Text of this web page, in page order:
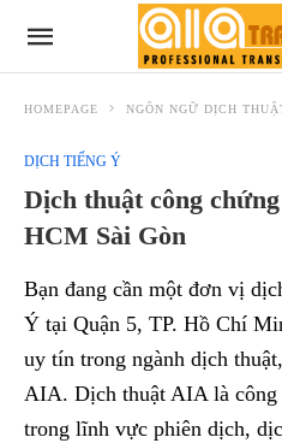
HOMEPAGE NGÔN NGỮ DỊCH
DỊCH TIẾNG Ý
Dịch thuật công
HCM Sài Gòn
Bạn đang cần một đơn vị
Ý tại Quận 5, TP. Hồ Chí
uy tín trong ngành dịch
AIA. Dịch thuật AIA là công
trong lĩnh vực phiên dịch,